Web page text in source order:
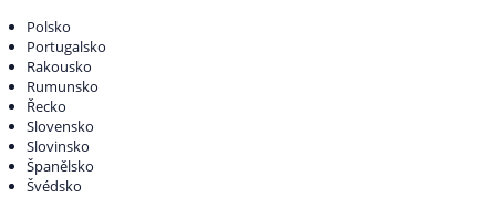
Polsko
Portugalsko
Rakousko
Rumunsko
Řecko
Slovensko
Slovinsko
Španělsko
Švédsko